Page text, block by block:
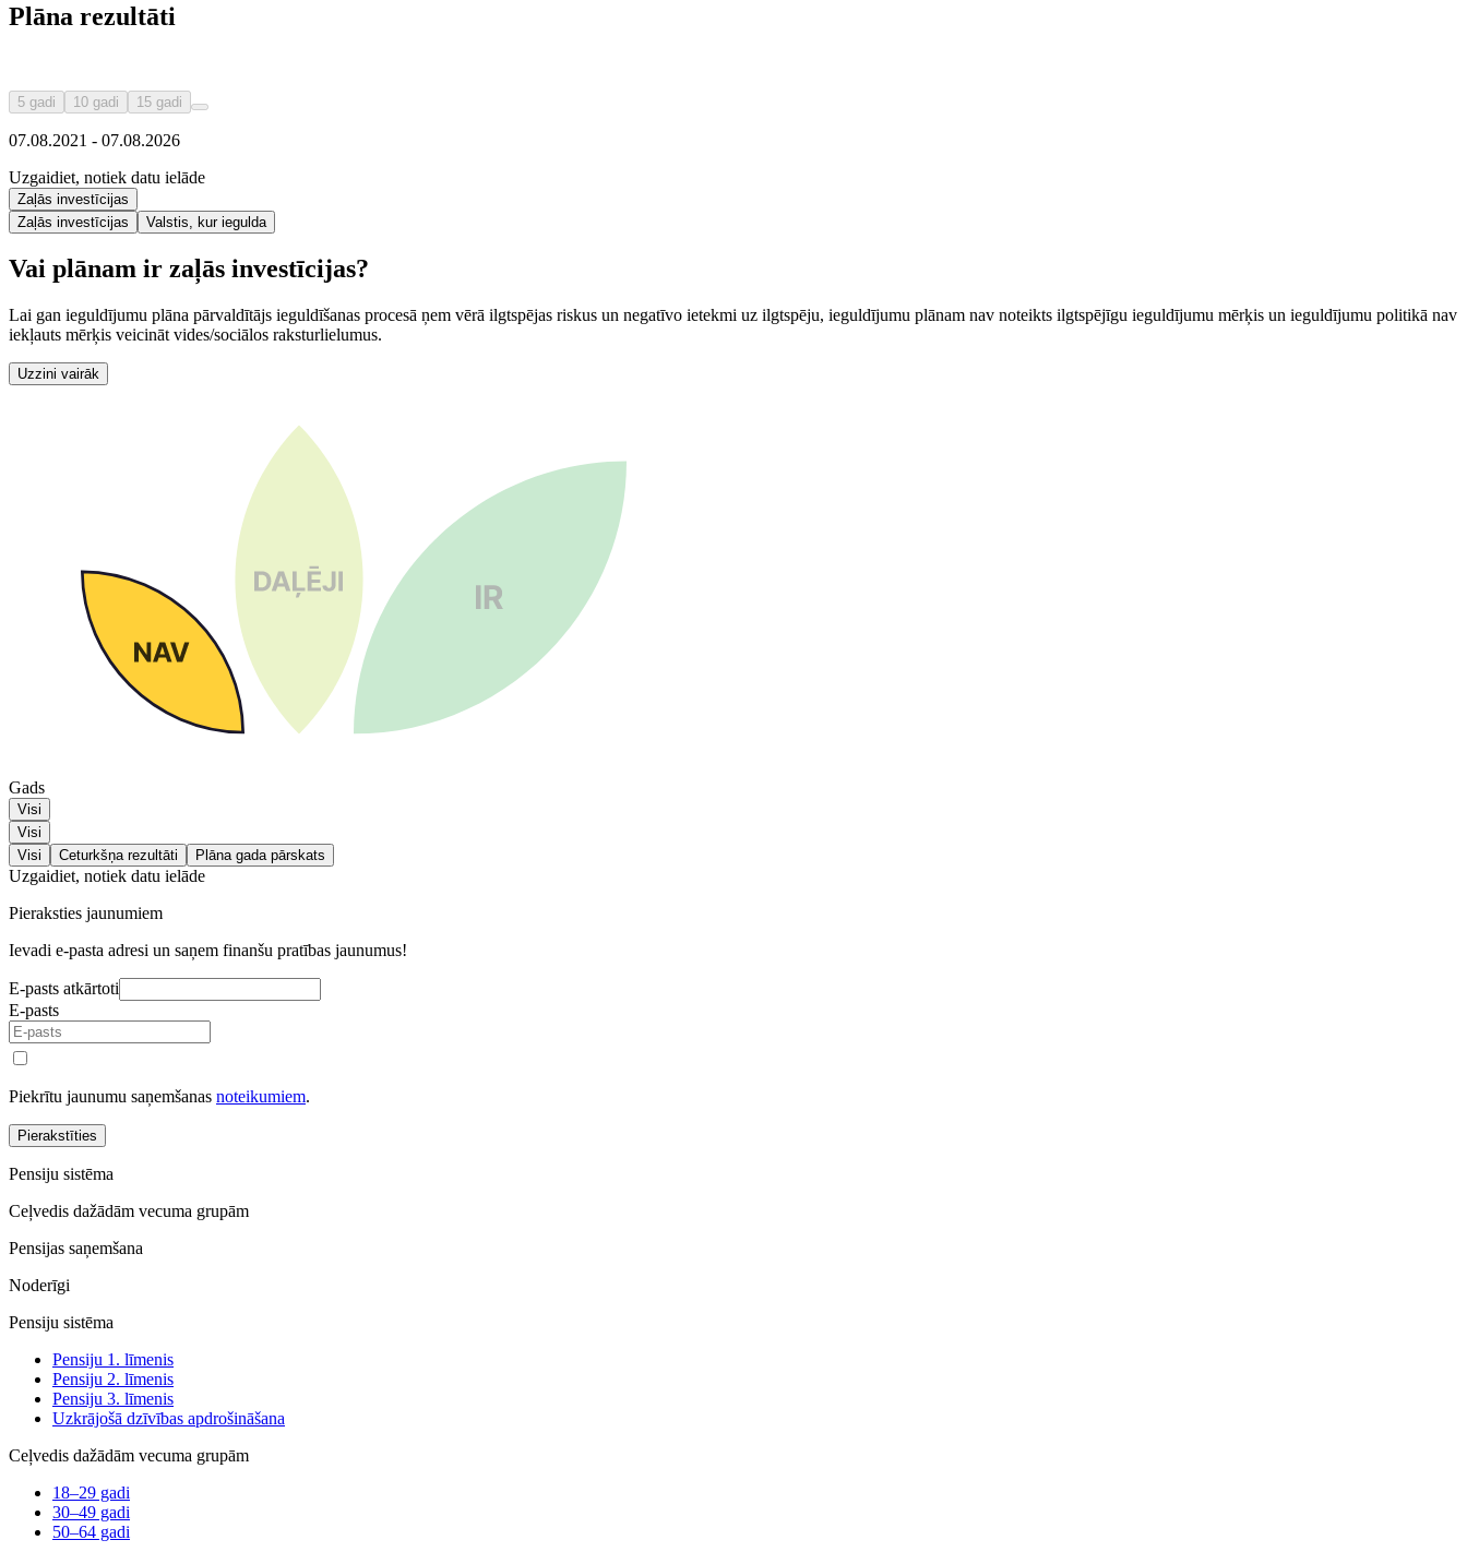
Plāna rezultāti
5 gadi 10 gadi 15 gadi
07.08.2021 - 07.08.2026
Uzgaidiet, notiek datu ielāde
Zaļās investīcijas
Zaļās investīcijas
Valstis, kur iegulda
Vai plānam ir zaļās investīcijas?
Lai gan ieguldījumu plāna pārvaldītājs ieguldīšanas procesā ņem vērā ilgtspējas riskus un negatīvo ietekmi uz ilgtspēju, ieguldījumu plānam nav noteikts ilgtspējīgu ieguldījumu mērķis un ieguldījumu politikā nav
iekļauts mērķis veicināt vides/sociālos raksturlielumus.
Uzzini vairāk
Gads
Visi
Visi
Visi
Ceturkšņa rezultāti Plāna gada pārskats
Uzgaidiet, notiek datu ielāde
Pieraksties jaunumiem
Ievadi e-pasta adresi un saņem finanšu pratības jaunumus!
E-pasts atkārtoti
E-pasts
Piekrītu jaunumu saņemšanas noteikumiem.
Pierakstīties
Pensiju sistēma
Ceļvedis dažādām vecuma grupām
Pensijas saņemšana
Noderīgi
Pensiju sistēma
Pensiju 1. līmenis
Pensiju 2. līmenis
Pensiju 3. līmenis
Uzkrājošā dzīvības apdrošināšana
Ceļvedis dažādām vecuma grupām
18–29 gadi
30–49 gadi
50–64 gadi